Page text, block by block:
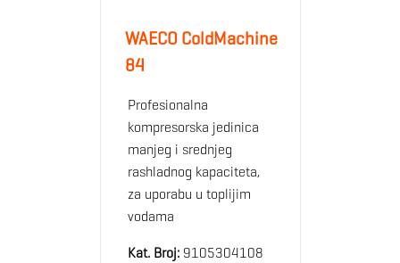
WAECO ColdMachine
84
Profesionalna
kompresorska jedinica
manjeg i srednjeg
rashladnog kapaciteta,
za uporabu u toplijim
vodama
Kat. Broj:9105304108